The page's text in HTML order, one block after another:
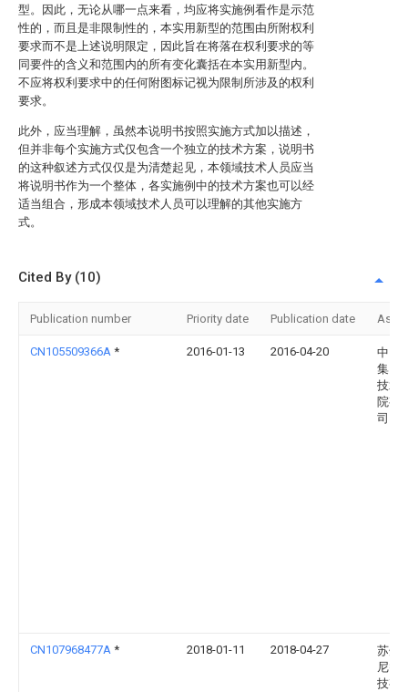
型。因此，无论从哪一点来看，均应将实施例看作是示范
性的，而且是非限制性的，本实用新型的范围由所附权利
要求而不是上述说明限定，因此旨在将落在权利要求的等
同要件的含义和范围内的所有变化囊括在本实用新型内。
不应将权利要求中的任何附图标记视为限制所涉及的权利
要求。
此外，应当理解，虽然本说明书按照实施方式加以描述，
但并非每个实施方式仅包含一个独立的技术方案，说明书
的这种叙述方式仅仅是为清楚起见，本领域技术人员应当
将说明书作为一个整体，各实施例中的技术方案也可以经
适当组合，形成本领域技术人员可以理解的其他实施方
式。
Cited By (10)
Publication number Priority date Publication date
CN105509366A * 2016-01-13 2016-04-20
中国
集团
技术
院有
司
CN107968477A * 2018-01-11 2018-04-27
苏州
尼智
技有